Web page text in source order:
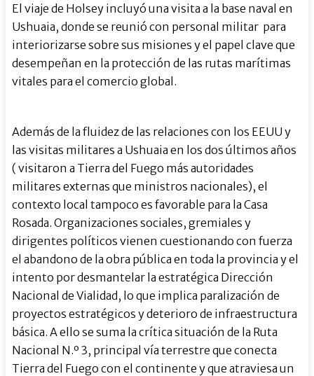
El viaje de Holsey incluyó una visita a la base naval en
Ushuaia, donde se reunió con personal militar para
interiorizarse sobre sus misiones y el papel clave que
desempeñan en la protección de las rutas marítimas
vitales para el comercio global.
Además de la fluidez de las relaciones con los EEUU y
las visitas militares a Ushuaia en los dos últimos años
( visitaron a Tierra del Fuego más autoridades
militares externas que ministros nacionales), el
contexto local tampoco es favorable para la Casa
Rosada. Organizaciones sociales, gremiales y
dirigentes políticos vienen cuestionando con fuerza
el abandono de la obra pública en toda la provincia y el
intento por desmantelar la estratégica Dirección
Nacional de Vialidad, lo que implica paralización de
proyectos estratégicos y deterioro de infraestructura
básica. A ello se suma la crítica situación de la Ruta
Nacional N.º 3, principal vía terrestre que conecta
Tierra del Fuego con el continente y que atraviesa un